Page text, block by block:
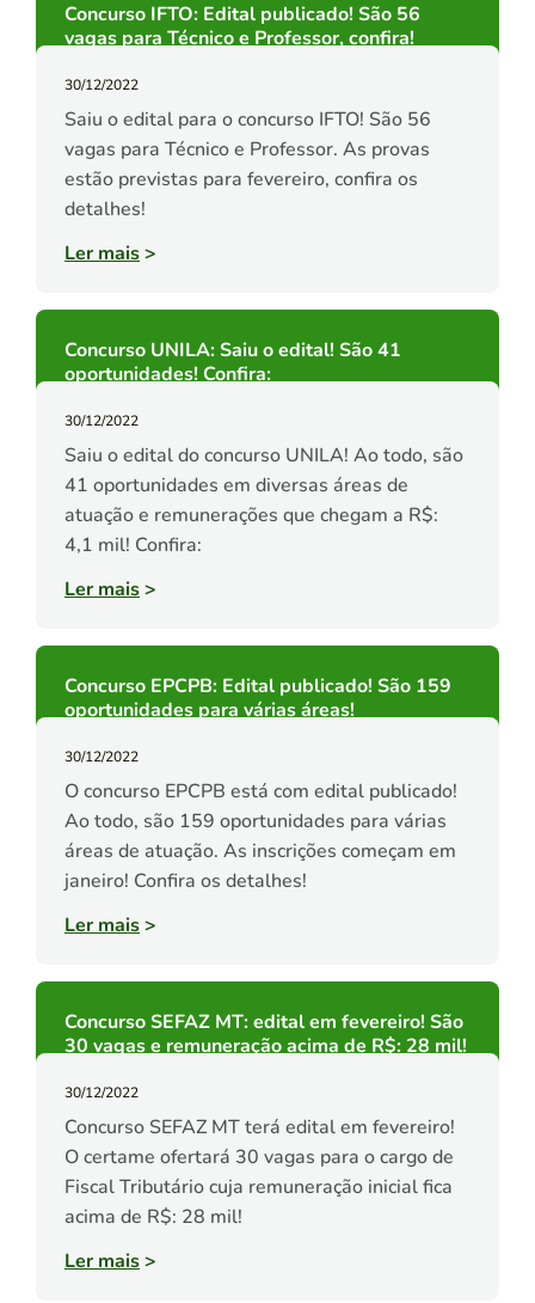
Concurso IFTO: Edital publicado! São 56
vagas para Técnico e Professor, confira!
30/12/2022
Saiu o edital para o concurso IFTO! São 56
vagas para Técnico e Professor. As provas
estão previstas para fevereiro, confira os
detalhes!
Ler mais>
Concurso UNILA: Saiu o edital! São 41
oportunidades! Confira:
30/12/2022
Saiu o edital do concurso UNILA! Ao todo, são
41 oportunidades em diversas áreas de
atuação e remunerações que chegam a R$:
4,1 mil! Confira:
Ler mais>
Concurso EPCPB: Edital publicado! São 159
oportunidades para várias áreas!
30/12/2022
O concurso EPCPB está com edital publicado!
Ao todo, são 159 oportunidades para várias
áreas de atuação. As inscrições começam em
janeiro! Confira os detalhes!
Ler mais>
Concurso SEFAZ MT: edital em fevereiro! São
30 vagas e remuneração acima de R$: 28 mil!
30/12/2022
Concurso SEFAZ MT terá edital em fevereiro!
O certame ofertará 30 vagas para o cargo de
Fiscal Tributário cuja remuneração inicial fica
acima de R$: 28 mil!
Ler mais>